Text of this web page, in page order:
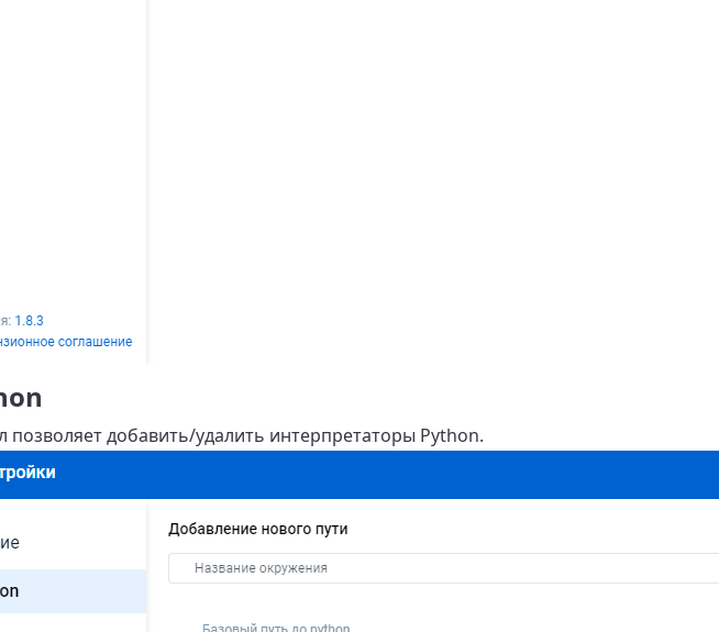
позволяет добавить/удалить интерпретаторы Python.